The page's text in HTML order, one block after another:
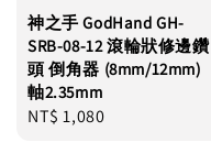
神之手 GodHand GH-
SRB-08-12 滾輪狀修邊鑽
頭 倒角器 (8mm/12mm)
軸2.35mm
Regular
NT$ 1,080